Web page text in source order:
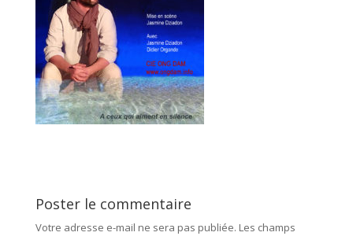
Poster le commentaire
Votre adresse e-mail ne sera pas publiée. Les champs